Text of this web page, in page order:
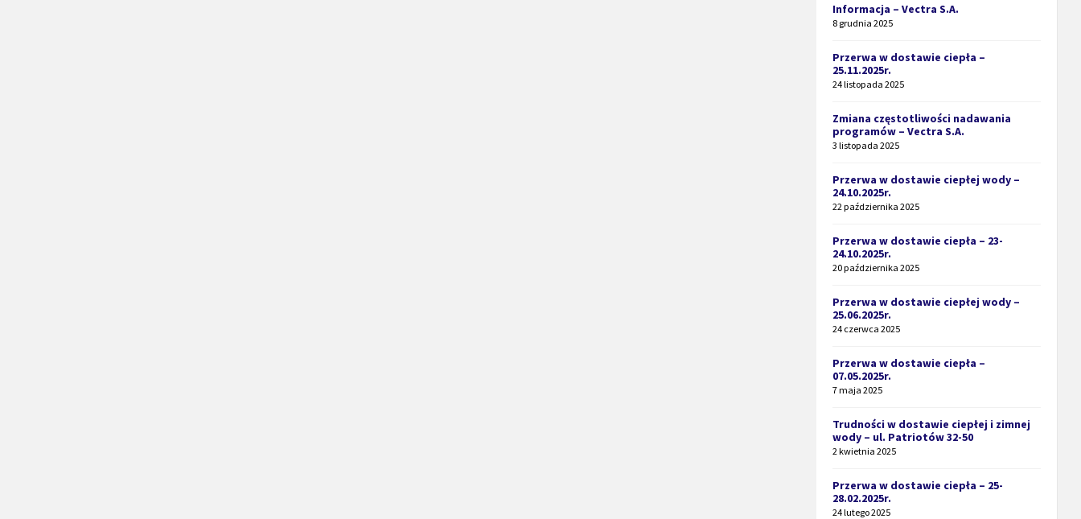
Informacja – Vectra S.A.
8 grudnia 2025
Przerwa w dostawie ciepła –
25.11.2025r.
24 listopada 2025
Zmiana częstotliwości nadawania
programów – Vectra S.A.
3 listopada 2025
Przerwa w dostawie ciepłej wody –
24.10.2025r.
22 października 2025
Przerwa w dostawie ciepła – 23-
24.10.2025r.
20 października 2025
Przerwa w dostawie ciepłej wody –
25.06.2025r.
24 czerwca 2025
Przerwa w dostawie ciepła –
07.05.2025r.
7 maja 2025
Trudności w dostawie ciepłej i zimnej
wody – ul. Patriotów 32-50
2 kwietnia 2025
Przerwa w dostawie ciepła – 25-
28.02.2025r.
24 lutego 2025